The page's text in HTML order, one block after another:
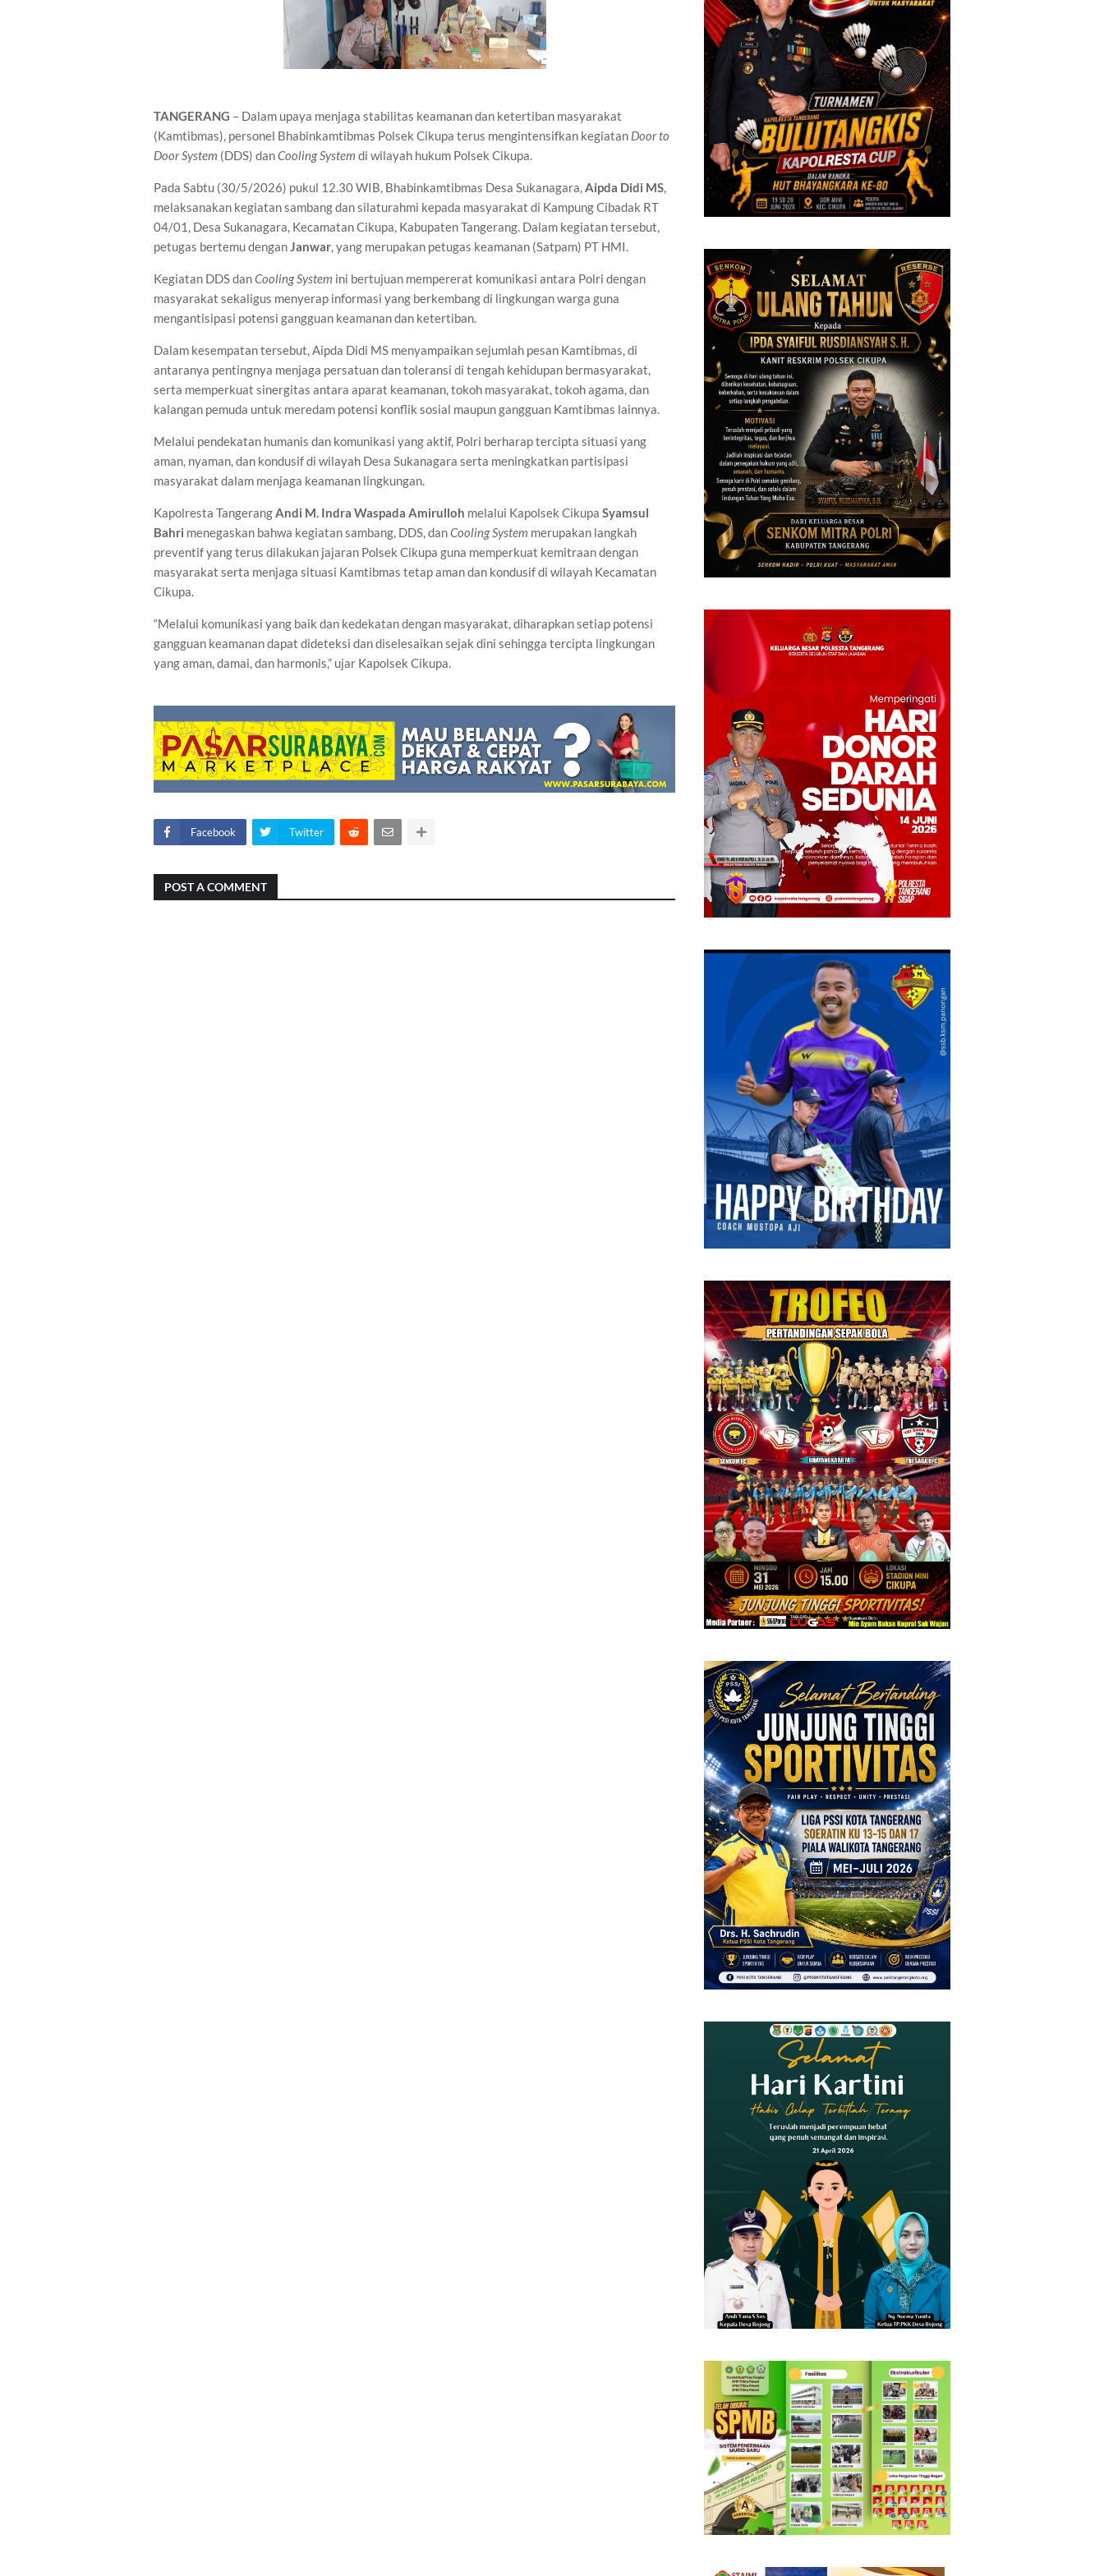
TANGERANG – Dalam upaya menjaga stabilitas keamanan dan ketertiban masyarakat
(Kamtibmas), personel Bhabinkamtibmas Polsek Cikupa terus mengintensifkan kegiatan Door to
Door System (DDS) danCooling System di wilayah hukum Polsek Cikupa.
Pada Sabtu (30/5/2026) pukul 12.30 WIB, Bhabinkamtibmas Desa Sukanagara,Aipda Didi MS,
melaksanakan kegiatan sambang dan silaturahmi kepada masyarakat di Kampung Cibadak RT
04/01, Desa Sukanagara, Kecamatan Cikupa, Kabupaten Tangerang. Dalam kegiatan tersebut,
petugas bertemu denganJanwar, yang merupakan petugas keamanan (Satpam) PT HMI.
Kegiatan DDS danCooling System ini bertujuan mempererat komunikasi antara Polri dengan
masyarakat sekaligus menyerap informasi yang berkembang di lingkungan warga guna
mengantisipasi potensi gangguan keamanan dan ketertiban.
Dalam kesempatan tersebut, Aipda Didi MS menyampaikan sejumlah pesan Kamtibmas, di
antaranya pentingnya menjaga persatuan dan toleransi di tengah kehidupan bermasyarakat,
serta memperkuat sinergitas antara aparat keamanan, tokoh masyarakat, tokoh agama, dan
kalangan pemuda untuk meredam potensi konflik sosial maupun gangguan Kamtibmas lainnya.
Melalui pendekatan humanis dan komunikasi yang aktif, Polri berharap tercipta situasi yang
aman, nyaman, dan kondusif di wilayah Desa Sukanagara serta meningkatkan partisipasi
masyarakat dalam menjaga keamanan lingkungan.
Kapolresta TangerangAndi M. Indra Waspada Amirulloh melalui Kapolsek Cikupa Syamsul
Bahri menegaskan bahwa kegiatan sambang, DDS, danCooling System merupakan langkah
preventif yang terus dilakukan jajaran Polsek Cikupa guna memperkuat kemitraan dengan
masyarakat serta menjaga situasi Kamtibmas tetap aman dan kondusif di wilayah Kecamatan
Cikupa.
“Melalui komunikasi yang baik dan kedekatan dengan masyarakat, diharapkan setiap potensi
gangguan keamanan dapat dideteksi dan diselesaikan sejak dini sehingga tercipta lingkungan
yang aman, damai, dan harmonis,” ujar Kapolsek Cikupa.
Facebook Twitter
POST A COMMENT